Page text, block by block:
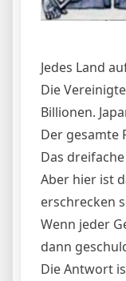
Jedes Land
Die
Billionen.
Der gesamte
Das
Aber hier ist
erschrecken
Wenn jeder
dann
Die Antwort